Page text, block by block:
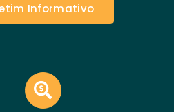
Informativo